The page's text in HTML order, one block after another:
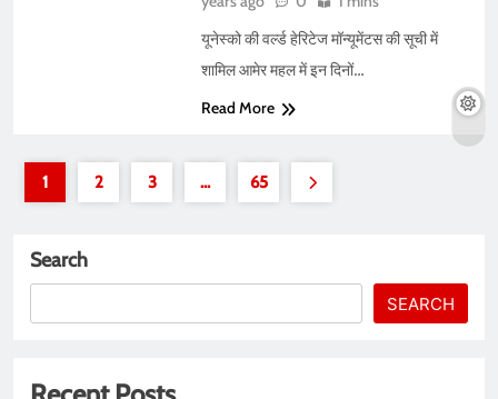
यूनेस्को की वर्ल्ड हेरिटेज मॉन्यूमेंटस की सूची में
शामिल आमेर महल में इन दिनों…
Read More
1 2 3 … 65
Search
SEARCH